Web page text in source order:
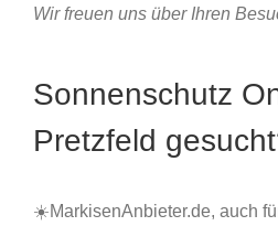
Wir freuen uns über Ihren
Sonnenschutz
Pretzfeld
☀️MarkisenAnbieter.de, auch